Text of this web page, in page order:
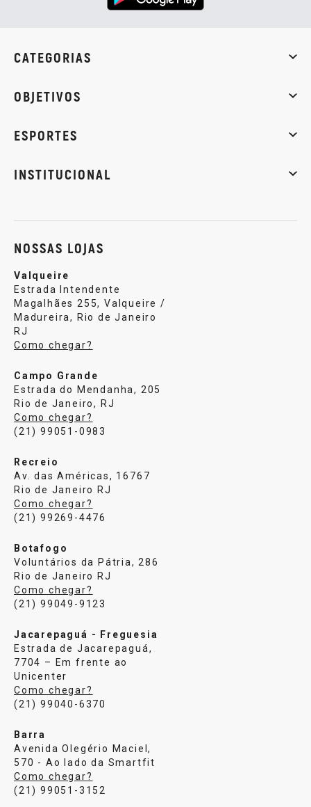
CATEGORIAS
OBJETIVOS
ESPORTES
INSTITUCIONAL
NOSSAS LOJAS
Valqueire
Estrada Intendente
Magalhães 255, Valqueire /
Madureira, Rio de Janeiro
RJ
Como chegar?
Campo Grande
Estrada do Mendanha, 205
Rio de Janeiro, RJ
Como chegar?
(21) 99051-0983
Recreio
Av. das Américas, 16767
Rio de Janeiro RJ
Como chegar?
(21) 99269-4476
Botafogo
Voluntários da Pátria, 286
Rio de Janeiro RJ
Como chegar?
(21) 99049-9123
Jacarepaguá - Freguesia
Estrada de Jacarepaguá,
7704 – Em frente ao
Unicenter
Como chegar?
(21) 99040-6370
Barra
Avenida Olegério Maciel,
570 - Ao lado da Smartfit
Como chegar?
(21) 99051-3152